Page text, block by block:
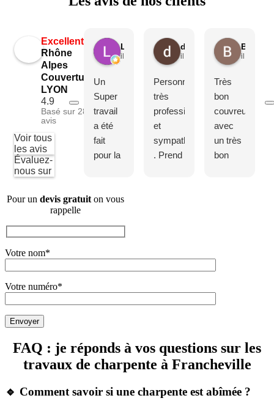
Excellent
Rhône
Alpes
Couverture
LYON
4.9
Basé sur 28
avis
Voir tous
les avis
Évaluez-
nous sur
Le Phi
il y a 5 mois
Un
Super
travail
a été
fait
pour la
couvertines
maison.
sont
comme
delbarre brigitte
il y a 5 mois
Personnes
très
professionnels
et
sympathiques
. Prend
à 100%
il y a 6
Très
bon
couvreur
avec
un très
bon
pour le
remplacement
en bois
et ont
de la
Pour un devis gratuit on vous
rappelle
Votre nom*
Votre numéro*
FAQ : je réponds à vos questions sur les
travaux de charpente à Francheville
🔹 Comment savoir si une charpente est abîmée ?